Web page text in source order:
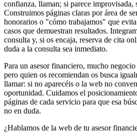
confianza, llaman; si parece improvisada,
Construimos páginas claras por área de
honorarios o "cómo trabajamos" que
casos que demuestran resultados.
consulta y, si os encaja, reserva de cita
duda a la consulta sea inmediato.
Para un asesor financiero, mucho
pero quien os recomiendan os busca
llamar: si no aparecéis o la web no
oportunidad. Cuidamos el
páginas de cada servicio para que esa
no en duda.
¿Hablamos de la web de tu asesor